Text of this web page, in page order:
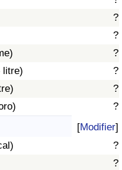
?
?
?
litre)
?
?
?
[Modifier]
?
?